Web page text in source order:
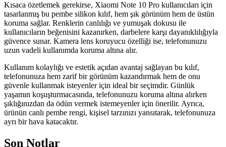
Kısaca özetlemek gerekirse, Xiaomi Note 10 Pro kullanıcıları için
tasarlanmış bu pembe silikon kılıf, hem şık görünüm hem de üstün
koruma sağlar. Renklerin canlılığı ve yumuşak dokusu ile
kullanıcıların beğenisini kazanırken, darbelere karşı dayanıklılığıyla
güvence sunar. Kamera lens koruyucu özelliği ise, telefonunuzu
uzun vadeli kullanımda koruma altına alır.
Kullanım kolaylığı ve estetik açıdan avantaj sağlayan bu kılıf,
telefonunuza hem zarif bir görünüm kazandırmak hem de onu
güvenle kullanmak isteyenler için ideal bir seçimdir. Günlük
yaşamın koşuşturmacasında, telefonunuzu koruma altına alırken
şıklığınızdan da ödün vermek istemeyenler için önerilir. Ayrıca,
ürünün canlı pembe rengi, kişisel tarzınızı yansıtarak, telefonunuza
ayrı bir hava katacaktır.
Son Notlar